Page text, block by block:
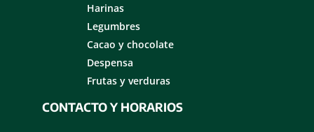
Harinas
Legumbres
Cacao y chocolate
Despensa
Frutas y verduras
CONTACTO Y HORARIOS